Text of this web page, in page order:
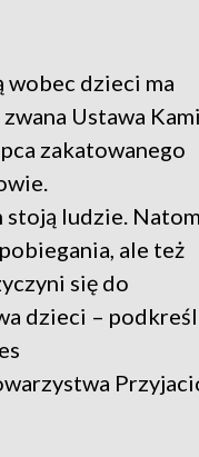
wobec dzieci ma
Ustawa
zakatowanego
stoją ludzie.
ale też
się do
dzieci –